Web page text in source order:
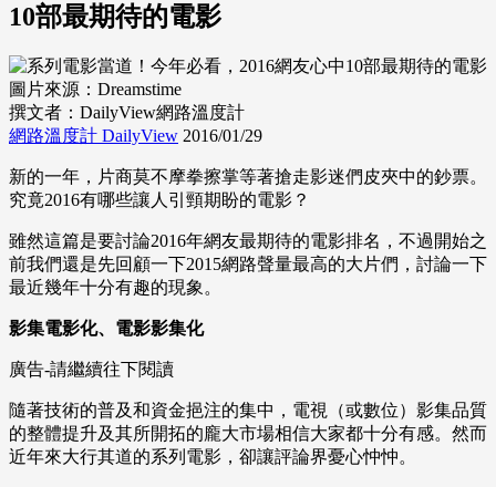
10部最期待的電影
圖片來源：Dreamstime
撰文者：DailyView網路溫度計
網路溫度計 DailyView 2016/01/29
新的一年，片商莫不摩拳擦掌等著搶走影迷們皮夾中的鈔票。
究竟2016有哪些讓人引頸期盼的電影？
雖然這篇是要討論2016年網友最期待的電影排名，不過開始之
前我們還是先回顧一下2015網路聲量最高的大片們，討論一下
最近幾年十分有趣的現象。
影集電影化、電影影集化
廣告-請繼續往下閱讀
隨著技術的普及和資金挹注的集中，電視（或數位）影集品質
的整體提升及其所開拓的龐大市場相信大家都十分有感。然而
近年來大行其道的系列電影，卻讓評論界憂心忡忡。